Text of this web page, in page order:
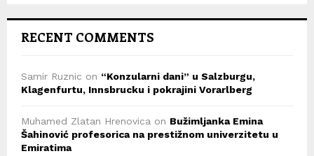
RECENT COMMENTS
Samir Ruznic on “Konzularni dani” u Salzburgu,
Klagenfurtu, Innsbrucku i pokrajini Vorarlberg
Muhamed Zlatan Hrenovica on Bužimljanka Emina
Šahinović profesorica na prestižnom univerzitetu u
Emiratima